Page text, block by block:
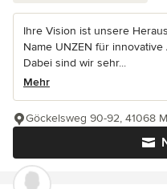
Ihre Vision ist unsere
Name UNZEN für
Dabei sind wir sehr...
Mehr
Göckelsweg 90-92, 41068